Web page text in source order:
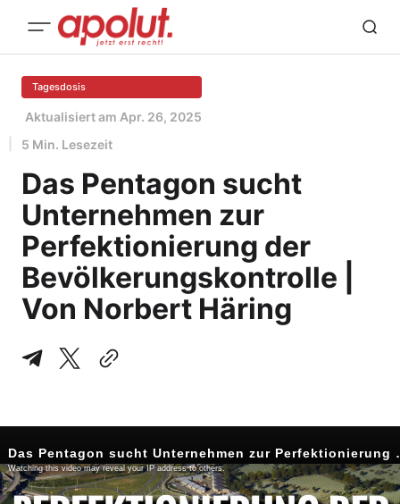
Tagesdosis
Aktualisiert am Apr. 26, 2025
5 Min. Lesezeit
Das Pentagon sucht
Unternehmen zur
Perfektionierung der
Bevölkerungskontrolle |
Von Norbert Häring